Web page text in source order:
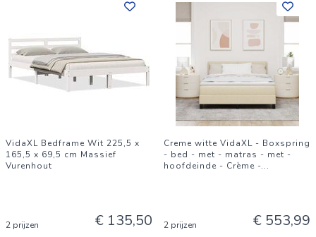
VidaXL Bedframe Wit 225,5 x
165,5 x 69,5 cm Massief
Vurenhout
2 prijzen € 135,50
Creme witte VidaXL - Boxspring
- bed - met - matras - met -
hoofdeinde - Crème -...
2 prijzen € 553,99